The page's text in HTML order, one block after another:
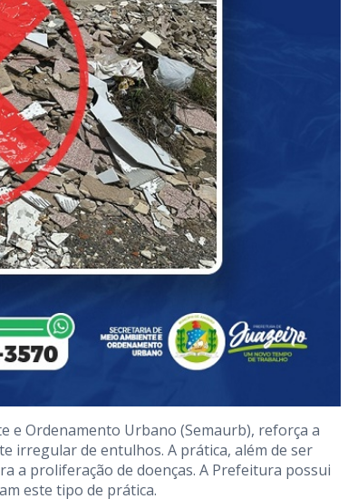
e Ordenamento Urbano (Semaurb), reforça a
irregular de entulhos. A prática, além de ser
a proliferação de doenças. A Prefeitura possui
este tipo de prática.